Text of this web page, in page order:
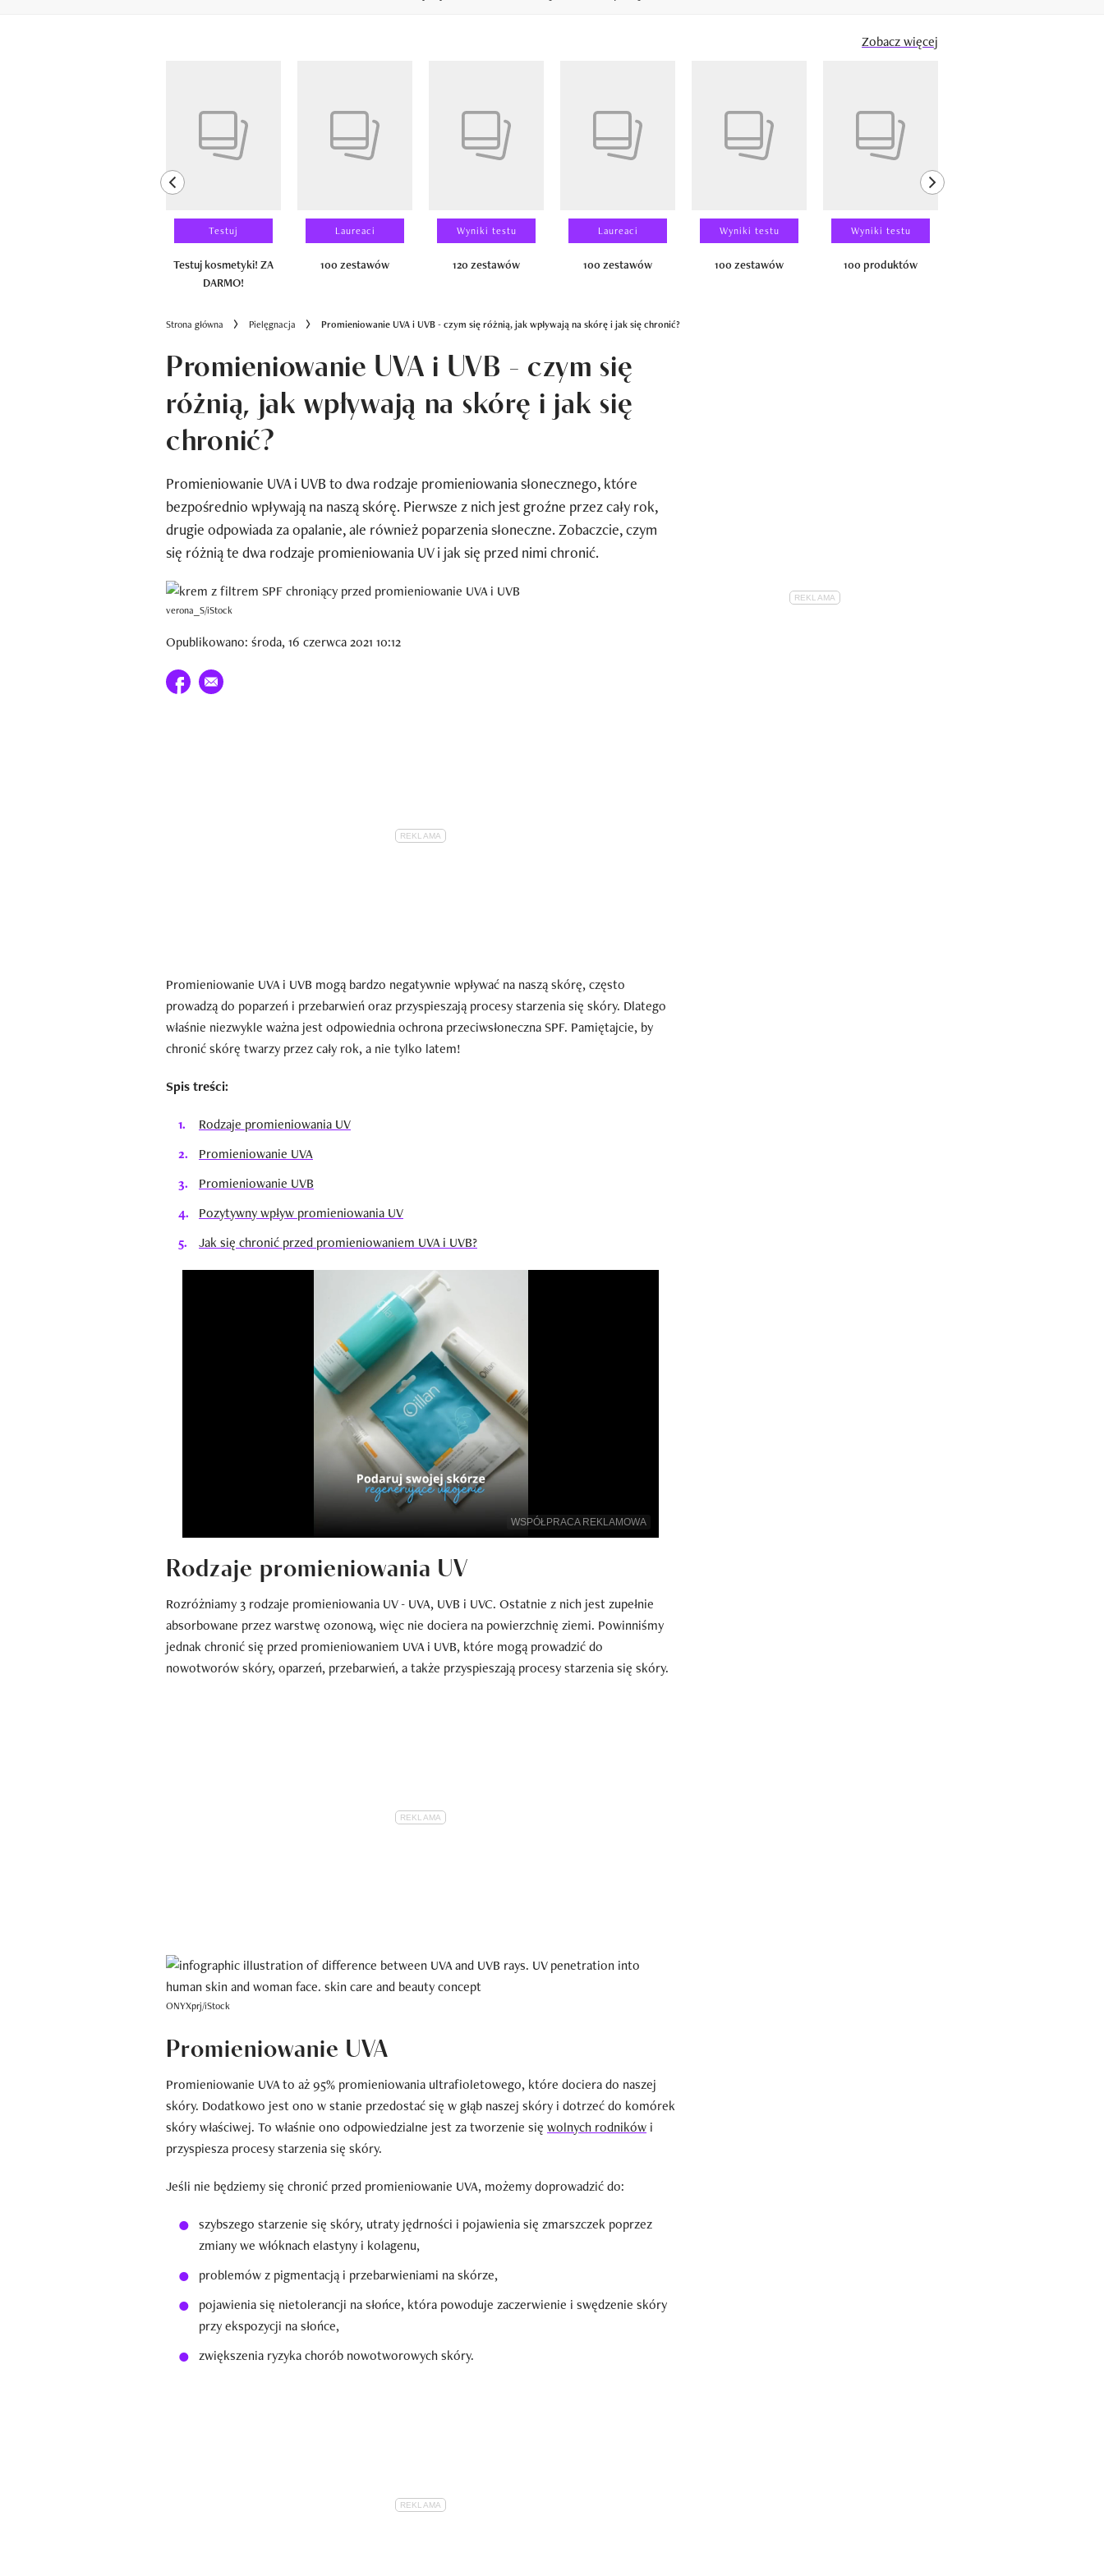
Zobacz więcej
previous element
Testuj
Testuj kosmetyki! ZA
DARMO!
Laureaci
100 zestawów
Wyniki testu
120 zestawów
Laureaci
100 zestawów
Wyniki testu
100 zestawów
Wyniki testu
100 produktów
next element
Strona główna Pielęgnacja Promieniowanie UVA i UVB - czym się różnią, jak wpływają na skórę i jak się chronić?
Promieniowanie UVA i UVB - czym się
różnią, jak wpływają na skórę i jak się
chronić?
Promieniowanie UVA i UVB to dwa rodzaje promieniowania słonecznego, które
bezpośrednio wpływają na naszą skórę. Pierwsze z nich jest groźne przez cały rok,
drugie odpowiada za opalanie, ale również poparzenia słoneczne. Zobaczcie, czym
się różnią te dwa rodzaje promieniowania UV i jak się przed nimi chronić.
verona_S/iStock
Opublikowano: środa, 16 czerwca 2021 10:12
Udostępnij na facebook
E-mail do przyjaciela
Promieniowanie UVA i UVB mogą bardzo negatywnie wpływać na naszą skórę, często
prowadzą do poparzeń i przebarwień oraz przyspieszają procesy starzenia się skóry. Dlatego
właśnie niezwykle ważna jest odpowiednia ochrona przeciwsłoneczna SPF. Pamiętajcie, by
chronić skórę twarzy przez cały rok, a nie tylko latem!
Spis treści:
Rodzaje promieniowania UV
Promieniowanie UVA
Promieniowanie UVB
Pozytywny wpływ promieniowania UV
Jak się chronić przed promieniowaniem UVA i UVB?
WSPÓŁPRACA REKLAMOWA
Rodzaje promieniowania UV
Rozróżniamy 3 rodzaje promieniowania UV - UVA, UVB i UVC. Ostatnie z nich jest zupełnie
absorbowane przez warstwę ozonową, więc nie dociera na powierzchnię ziemi. Powinniśmy
jednak chronić się przed promieniowaniem UVA i UVB, które mogą prowadzić do
nowotworów skóry, oparzeń, przebarwień, a także przyspieszają procesy starzenia się skóry.
ONYXprj/iStock
Promieniowanie UVA
Promieniowanie UVA to aż 95% promieniowania ultrafioletowego, które dociera do naszej
skóry. Dodatkowo jest ono w stanie przedostać się w głąb naszej skóry i dotrzeć do komórek
skóry właściwej. To właśnie ono odpowiedzialne jest za tworzenie się wolnych rodników i
przyspiesza procesy starzenia się skóry.
Jeśli nie będziemy się chronić przed promieniowanie UVA, możemy doprowadzić do:
szybszego starzenie się skóry, utraty jędrności i pojawienia się zmarszczek poprzez
zmiany we włóknach elastyny i kolagenu,
problemów z pigmentacją i przebarwieniami na skórze,
pojawienia się nietolerancji na słońce, która powoduje zaczerwienie i swędzenie skóry
przy ekspozycji na słońce,
zwiększenia ryzyka chorób nowotworowych skóry.